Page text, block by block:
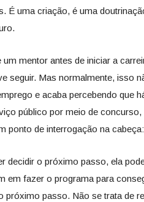
É uma criação, é uma
mentor antes de iniciar a
seguir. Mas normalmente, isso
e acaba percebendo que
público por meio de
ponto de interrogação na
decidir o próximo passo, ela
em fazer o programa para
próximo passo. Não se trata de